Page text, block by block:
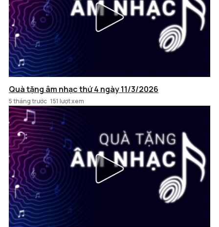
Quà tặng âm nhạc thứ 4 ngày 11/3/2026
5 tháng trước 151 lượt xem